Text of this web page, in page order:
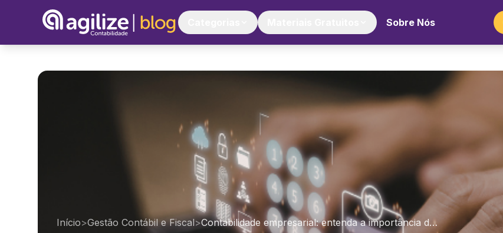
Sobre Nós
Início>Gestão Contábil e Fiscal>Contabilidade empresarial: entenda a importância d…